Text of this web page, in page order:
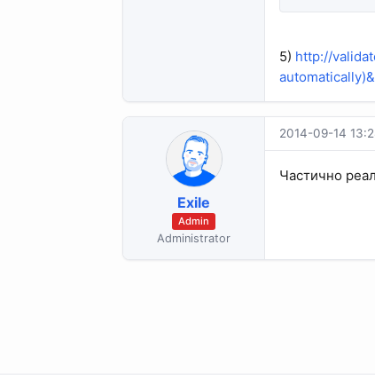
5) http://
Exile
Admin
Administrator
2014-09-14
Частично